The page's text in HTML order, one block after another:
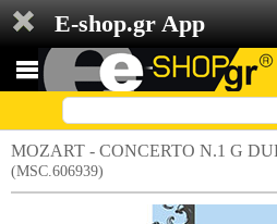
E-shop.gr App
MOZART - CONCERTO N.1 G
(MSC.606939)